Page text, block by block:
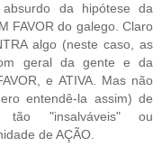
da hipótese da
FAVOR do galego. Claro
algo (neste caso, as
geral da gente e da
e ATIVA. Mas não
entendê-la assim) de
"insalváveis" ou
de AÇÃO.